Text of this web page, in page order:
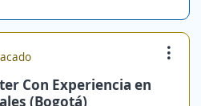
Con Experiencia en
(Bogotá)